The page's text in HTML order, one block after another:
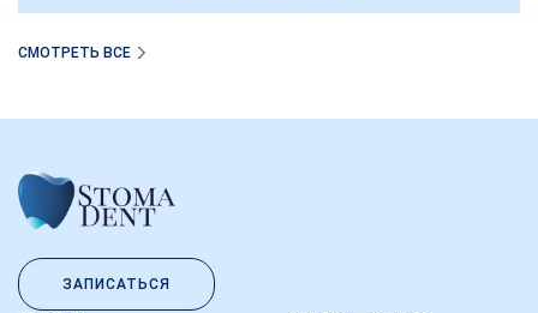
СМОТРЕТЬ ВСЕ
ЗАПИСАТЬСЯ